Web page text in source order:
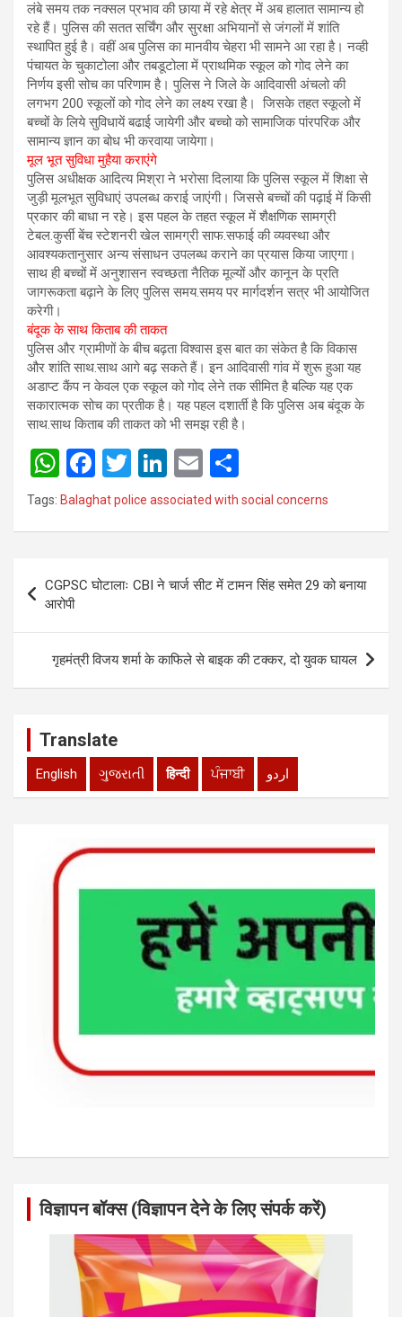
लंबे समय तक नक्सल प्रभाव की छाया में रहे क्षेत्र में अब हालात सामान्य हो
रहे हैं। पुलिस की सतत सर्चिंग और सुरक्षा अभियानों से जंगलों में शांति
स्थापित हुई है। वहीं अब पुलिस का मानवीय चेहरा भी सामने आ रहा है। नव्ही
पंचायत के चुकाटोला और तबडूटोला में प्राथमिक स्कूल को गोद लेने का
निर्णय इसी सोच का परिणाम है। पुलिस ने जिले के आदिवासी अंचलो की
लगभग 200 स्कूलों को गोद लेने का लक्ष्य रखा है। जिसके तहत स्कूलो में
बच्चों के लिये सुविधायें बढाई जायेगी और बच्चो को सामाजिक पांरपरिक और
सामान्य ज्ञान का बोध भी करवाया जायेगा।
मूल भूत सुविधा मुहैया कराएंगे
पुलिस अधीक्षक आदित्य मिश्रा ने भरोसा दिलाया कि पुलिस स्कूल में शिक्षा से
जुड़ी मूलभूत सुविधाएं उपलब्ध कराई जाएंगी। जिससे बच्चों की पढ़ाई में किसी
प्रकार की बाधा न रहे। इस पहल के तहत स्कूल में शैक्षणिक सामग्री
टेबल.कुर्सी बेंच स्टेशनरी खेल सामग्री साफ.सफाई की व्यवस्था और
आवश्यकतानुसार अन्य संसाधन उपलब्ध कराने का प्रयास किया जाएगा।
साथ ही बच्चों में अनुशासन स्वच्छता नैतिक मूल्यों और कानून के प्रति
जागरूकता बढ़ाने के लिए पुलिस समय.समय पर मार्गदर्शन सत्र भी आयोजित
करेगी।
बंदूक के साथ किताब की ताकत
पुलिस और ग्रामीणों के बीच बढ़ता विश्वास इस बात का संकेत है कि विकास
और शांति साथ.साथ आगे बढ़ सकते हैं। इन आदिवासी गांव में शुरू हुआ यह
अडाप्ट कैंप न केवल एक स्कूल को गोद लेने तक सीमित है बल्कि यह एक
सकारात्मक सोच का प्रतीक है। यह पहल दशार्ती है कि पुलिस अब बंदूक के
साथ.साथ किताब की ताकत को भी समझ रही है।
W
h
A
p
p
F
a
o
k
T
wi
Li
n
n
E
m h
Tags: Balaghat police associated with social concerns
navigation
CGPSC घोटालाः CBI ने चार्ज सीट में टामन सिंह समेत 29 को बनाया
आरोपी
गृहमंत्री विजय शर्मा के काफिले से बाइक की टक्कर, दो युवक घायल
Translate
English ગુજરાતી हिन्दी ਪੰਜਾਬੀ اردو
विज्ञापन बॉक्स (विज्ञापन देने के लिए संपर्क करें)